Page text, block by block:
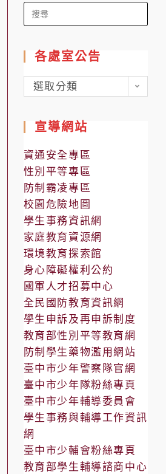
Search
for:
各處室公告
各
處
公
告
選取分類
宣導網站
資通安全專區
性別平等專區
防制霸凌專區
校園危險地圖
學生事務資訊網
家庭教育資源網
環境教育探索館
身心障礙權利公約
國軍人才招募中心
全民國防教育資訊網
學生申訴及再申訴制度
教育部性別平等教育網
防制學生藥物濫用網站
臺中市少年警察隊官網
臺中市少年隊粉絲專頁
臺中市少年輔導委員會
學生事務與輔導工作資訊
網
臺中市少輔會粉絲專頁
教育部學生輔導諮商中心